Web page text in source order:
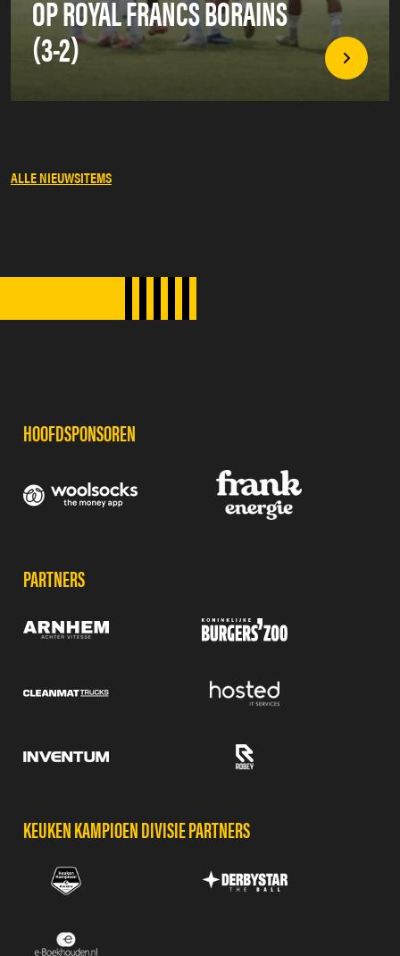
OP ROYAL FRANCS BORAINS
(3-2)
ALLE NIEUWSITEMS
HOOFDSPONSOREN
PARTNERS
KEUKEN KAMPIOEN DIVISIE PARTNERS